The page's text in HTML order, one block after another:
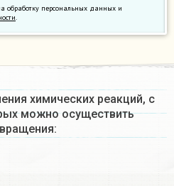
обработку персональных данных и
.
химических реакций, с
можно осуществить